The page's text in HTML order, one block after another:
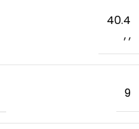
40.4
,,
9